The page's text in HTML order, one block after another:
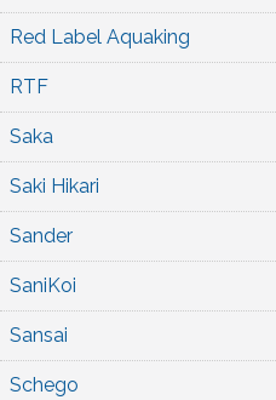
Red Label Aquaking
RTF
Saka
Saki Hikari
Sander
SaniKoi
Sansai
Schego